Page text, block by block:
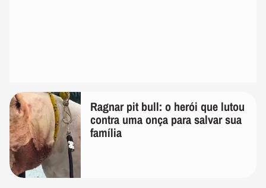
Ragnar pit bull: o herói que lutou
contra uma onça para salvar sua
família